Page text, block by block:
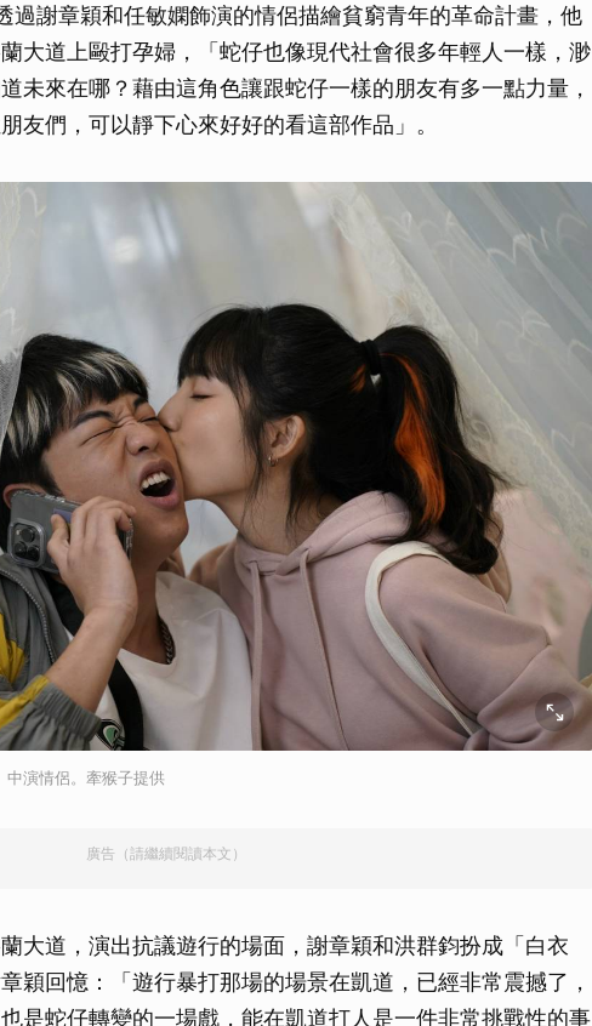
過謝章穎和任敏嫻飾演的情侶描繪貧窮青年的革命計畫，他
大道上毆打孕婦，「蛇仔也像現代社會很多年輕人一樣，渺
未來在哪？藉由這角色讓跟蛇仔一樣的朋友有多一點力量，
友們，可以靜下心來好好的看這部作品」。
中演情侶。牽猴子提供
廣告（請繼續閱讀本文）
大道，演出抗議遊行的場面，謝章穎和洪群鈞扮成「白衣
穎回憶：「遊行暴打那場的場景在凱道，已經非常震撼了，
是蛇仔轉變的一場戲，能在凱道打人是一件非常挑戰性的事